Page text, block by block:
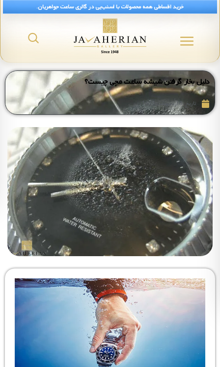
خرید اقساطی همه محصولات با اسنپ‌پی در گالری ساعت جواهریان.
دلیل بخار گرفتن شیشه ساعت مچی چیست؟
تاریخ:8 اردیبهشت 1403